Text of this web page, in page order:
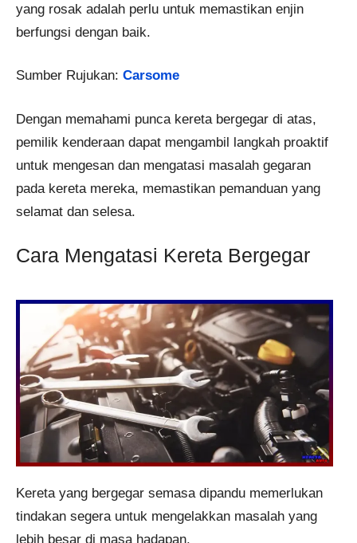
yang rosak adalah perlu untuk memastikan enjin
berfungsi dengan baik.
Sumber Rujukan: Carsome
Dengan memahami punca kereta bergegar di atas,
pemilik kenderaan dapat mengambil langkah proaktif
untuk mengesan dan mengatasi masalah gegaran
pada kereta mereka, memastikan pemanduan yang
selamat dan selesa.
Cara Mengatasi Kereta Bergegar
Kereta yang bergegar semasa dipandu memerlukan
tindakan segera untuk mengelakkan masalah yang
lebih besar di masa hadapan.